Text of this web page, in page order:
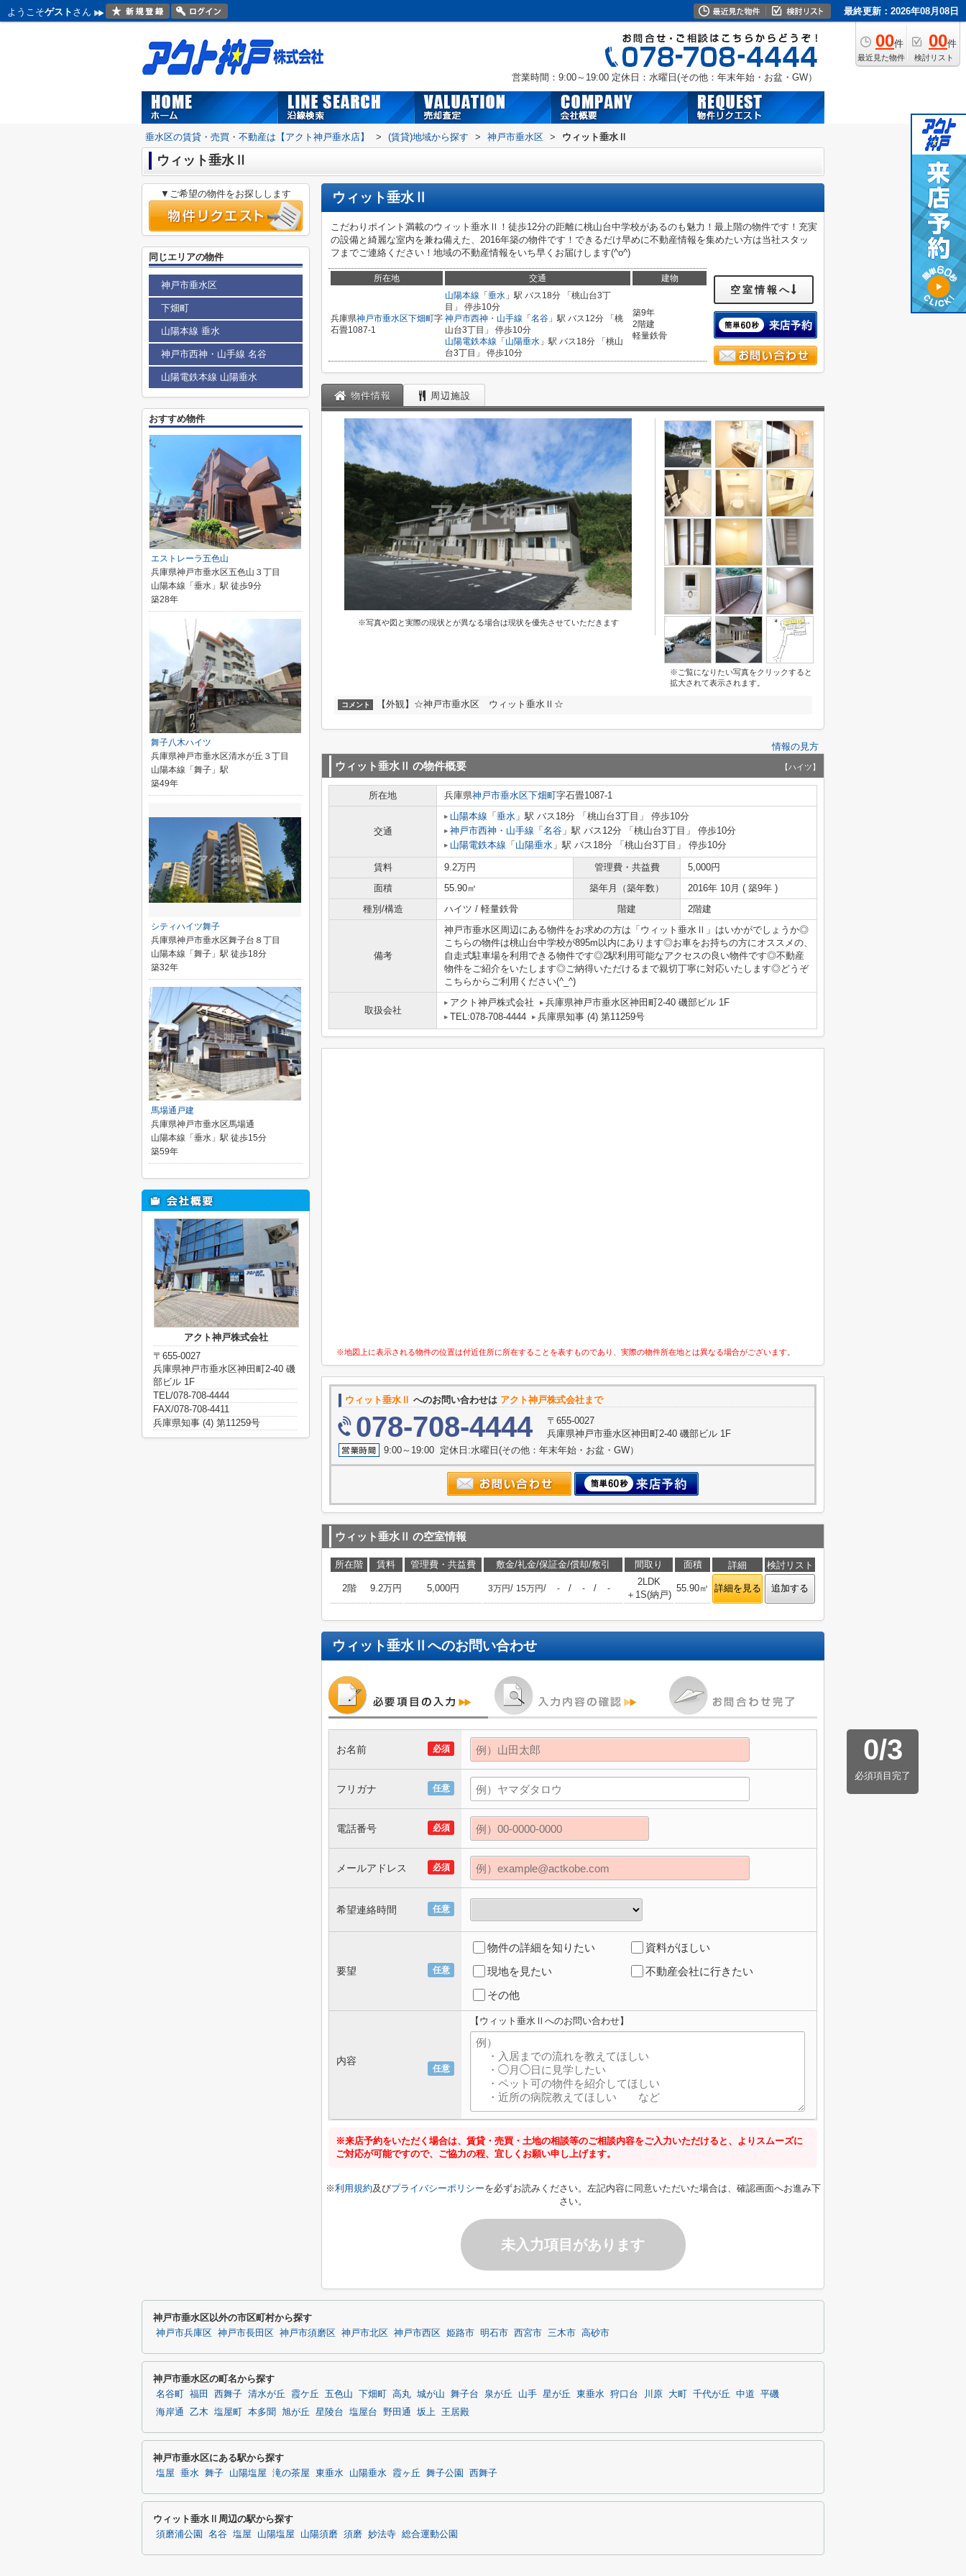
ようこそゲスト さん 最終更新：2026年08月08日
00件
最近見た物件
00件
検討リスト
営業時間：9:00～19:00 定休日：水曜日(その他：年末年始・お盆・GW）
垂水区の賃貸・売買・不動産は【アクト神戸垂水店】 > (賃貸)地域から探す > 神戸市垂水区 > ウィット垂水Ⅱ
ウィット垂水Ⅱ
ウィット垂水Ⅱ
こだわりポイント満載のウィット垂水Ⅱ！徒歩12分の距離に桃山台中学校があるのも魅力！最上階の物件です！充実
の設備と綺麗な室内を兼ね備えた、2016年築の物件です！できるだけ早めに不動産情報を集めたい方は当社スタッ
フまでご連絡ください！地域の不動産情報をいち早くお届けします(^o^)
所在地 交通 建物
兵庫県神戸市垂水区下畑町字
石畳1087-1
山陽本線 「 垂水 」駅 バス18分 「桃山台3丁
目」 停歩10分
神戸市西神・山手線 「 名谷 」駅 バス12分 「桃
山台3丁目」 停歩10分
山陽電鉄本線 「 山陽垂水 」駅 バス18分 「桃山
台3丁目」 停歩10分
築9年
2階建
軽量鉄骨
空室情報へ
物件情報 周辺施設
※写真や図と実際の現状とが異なる場合は現状を優先させていただきます
※ご覧になりたい写真をクリックすると
拡大されて表示されます。
コメント 【外観】☆神戸市垂水区 ウィット垂水Ⅱ☆
情報の見方
ウィット垂水Ⅱ の物件概要 【ハイツ】
所在地 兵庫県神戸市垂水区下畑町字石畳1087-1
交通
山陽本線 「 垂水 」駅 バス18分 「桃山台3丁目」 停歩10分
神戸市西神・山手線 「 名谷 」駅 バス12分 「桃山台3丁目」 停歩10分
山陽電鉄本線 「 山陽垂水 」駅 バス18分 「桃山台3丁目」 停歩10分
賃料 9.2万円 管理費・共益費
5,000円
面積
55.90㎡ 築年月（築年数）
2016年 10月 ( 築9年 )
種別/構造
ハイツ / 軽量鉄骨 階建 2階建
備考
神戸市垂水区周辺にある物件をお求めの方は「ウィット垂水Ⅱ」はいかがでしょうか◎
こちらの物件は桃山台中学校が895m以内にあります◎お車をお持ちの方にオススメの、
自走式駐車場を利用できる物件です◎2駅利用可能なアクセスの良い物件です◎不動産
物件をご紹介をいたします◎ご納得いただけるまで親切丁寧に対応いたします◎どうぞ
こちらからご利用ください(^_^)
取扱会社
アクト神戸株式会社
兵庫県神戸市垂水区神田町2-40 磯部ビル 1F
TEL:078-708-4444
兵庫県知事 (4) 第11259号
※地図上に表示される物件の位置は付近住所に所在することを表すものであり、実際の物件所在地とは異なる場合がございます。
ウィット垂水Ⅱ へのお問い合わせは アクト神戸株式会社まで
078-708-4444
〒655-0027
兵庫県神戸市垂水区神田町2-40 磯部ビル 1F
9:00～19:00 定休日:水曜日(その他：年末年始・お盆・GW）
ウィット垂水Ⅱ の空室情報
所在階 賃料 管理費・共益費 敷金/礼金/保証金/償却/敷引 間取り 面積 詳細 検討リスト
2階 9.2万円 5,000円 3万円/ 15万円/ - / - / -
2LDK
＋1S(納戸)
55.90㎡ 詳細を見る 追加する
ウィット垂水Ⅱ へのお問い合わせ
0/3
必須項目完了
必須
お名前
任意
フリガナ
必須
電話番号
必須
メールアドレス
任意
希望連絡時間
任意
要望
物件の詳細を知りたい
資料がほしい
現地を見たい
不動産会社に行きたい
その他
任意
内容
【ウィット垂水Ⅱへのお問い合わせ】
※来店予約をいただく場合は、賃貸・売買・土地の相談等のご相談内容をご入力いただけると、よりスムーズに
ご対応が可能ですので、ご協力の程、宜しくお願い申し上げます。
※利用規約及びプライバシーポリシーを必ずお読みください。左記内容に同意いただいた場合は、確認画面へお進み下
さい。
未入力項目があります
▼ご希望の物件をお探しします
同じエリアの物件
神戸市垂水区
下畑町
山陽本線 垂水
神戸市西神・山手線 名谷
山陽電鉄本線 山陽垂水
おすすめ物件
エストレーラ五色山
兵庫県神戸市垂水区五色山３丁目
山陽本線「垂水」駅 徒歩9分
築28年
舞子八木ハイツ
兵庫県神戸市垂水区清水が丘３丁目
山陽本線「舞子」駅
築49年
シティハイツ舞子
兵庫県神戸市垂水区舞子台８丁目
山陽本線「舞子」駅 徒歩18分
築32年
馬場通戸建
兵庫県神戸市垂水区馬場通
山陽本線「垂水」駅 徒歩15分
築59年
アクト神戸株式会社
〒655-0027
兵庫県神戸市垂水区神田町2-40 磯
部ビル 1F
TEL/078-708-4444
FAX/078-708-4411
兵庫県知事 (4) 第11259号
神戸市垂水区以外の市区町村から探す
神戸市兵庫区 神戸市長田区 神戸市須磨区 神戸市北区 神戸市西区 姫路市 明石市 西宮市 三木市 高砂市
神戸市垂水区の町名から探す
名谷町 福田 西舞子 清水が丘 霞ケ丘 五色山 下畑町 高丸 城が山 舞子台 泉が丘 山手 星が丘 東垂水 狩口台 川原 大町 千代が丘 中道
平磯
海岸通
乙木 塩屋町 本多聞 旭が丘 星陵台 塩屋台 野田通 坂上 王居殿
神戸市垂水区にある駅から探す
塩屋 垂水 舞子 山陽塩屋 滝の茶屋 東垂水 山陽垂水 霞ヶ丘 舞子公園 西舞子
ウィット垂水Ⅱ周辺の駅から探す
須磨浦公園 名谷 塩屋 山陽塩屋 山陽須磨 須磨 妙法寺 総合運動公園